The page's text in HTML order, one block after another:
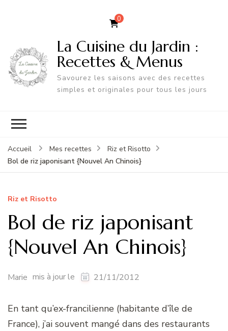
0
La Cuisine du Jardin :
Recettes & Menus
Savourez les saisons avec des recettes
simples et originales pour tous les jours
Accueil Mes recettes
Riz et Risotto
Bol de riz japonisant {Nouvel An Chinois}
Riz et Risotto
Bol de riz japonisant
{Nouvel An Chinois}
Marie mis à jour le 21/11/2012
En tant qu’ex-francilienne (habitante d’île de
France), j’ai souvent mangé dans des restaurants